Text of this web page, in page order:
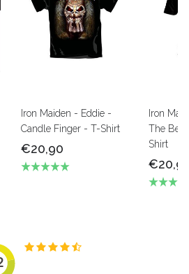
Iron Maiden - Eddie -
Candle Finger - T-Shirt
€20,90
Iron
The
Shirt